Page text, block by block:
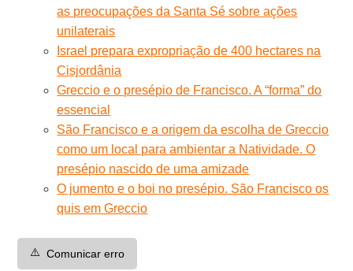
as preocupações da Santa Sé sobre ações
unilaterais
Israel prepara expropriação de 400 hectares na
Cisjordânia
Greccio e o presépio de Francisco. A “forma” do
essencial
São Francisco e a origem da escolha de Greccio
como um local para ambientar a Natividade. O
presépio nascido de uma amizade
O jumento e o boi no presépio. São Francisco os
quis em Greccio
⚠️ Comunicar erro